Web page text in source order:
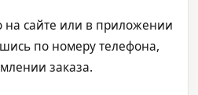
на сайте или в приложении
по номеру телефона,
заказа.